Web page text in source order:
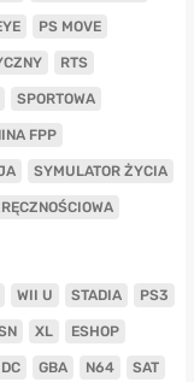
PS MOVE
RTS
SPORTOWA
FPP
SYMULATOR ŻYCIA
WII U STADIA PS3
XL ESHOP
DC GBA N64 SAT